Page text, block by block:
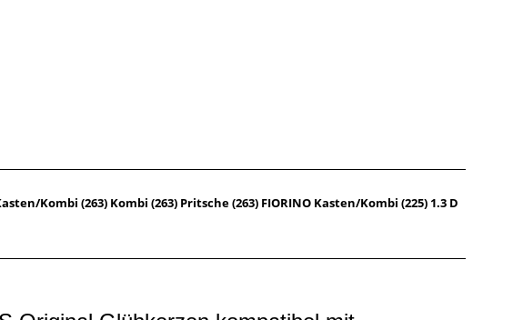
Kombi (263) Kombi (263) Pritsche (263) FIORINO Kasten/Kombi (225) 1.3 D